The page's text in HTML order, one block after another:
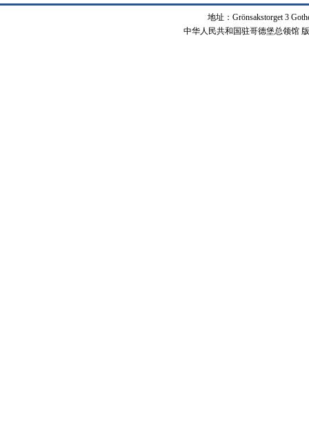
地址：Grönsakstorget 3
中华人民共和国驻哥德堡总领馆